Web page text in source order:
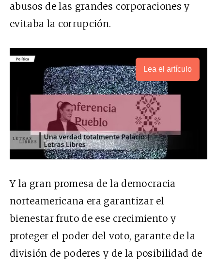
abusos de las grandes corporaciones y
evitaba la corrupción.
Lea el artículo
Y la gran promesa de la democracia
norteamericana era garantizar el
bienestar fruto de ese crecimiento y
proteger el poder del voto, garante de la
división de poderes y de la posibilidad de